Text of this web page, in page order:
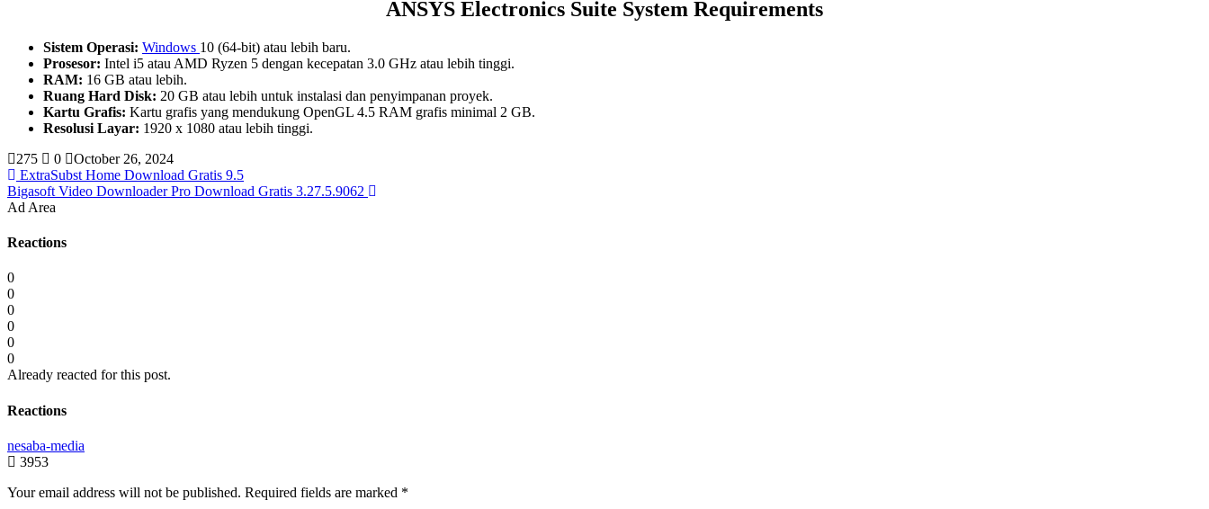
ANSYS Electronics Suite System Requirements
Sistem Operasi: Windows 10 (64-bit) atau lebih baru.
Prosesor: Intel i5 atau AMD Ryzen 5 dengan kecepatan 3.0 GHz atau lebih tinggi.
RAM: 16 GB atau lebih.
Ruang Hard Disk: 20 GB atau lebih untuk instalasi dan penyimpanan proyek.
Kartu Grafis: Kartu grafis yang mendukung OpenGL 4.5 RAM grafis minimal 2 GB.
Resolusi Layar: 1920 x 1080 atau lebih tinggi.
275
0
October 26, 2024
ExtraSubst Home Download Gratis 9.5
Bigasoft Video Downloader Pro Download Gratis 3.27.5.9062
Ad Area
Reactions
0
0
0
0
0
0
Already reacted for this post.
Reactions
nesaba-media
3953
Your email address will not be published. Required fields are marked *